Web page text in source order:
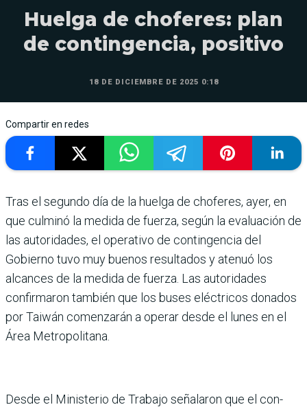
Huelga de choferes: plan
de contingencia, positivo
18 DE DICIEMBRE DE 2025 0:18
Compartir en redes
Tras el segundo día de la huelga de chofe­res, ayer, en
que cul­minó la medida de fuerza, según la evaluación de
las autoridades, el operativo de contingencia del
Gobierno tuvo muy buenos resulta­dos y atenuó los
alcances de la medida de fuerza. Las autoridades
confirmaron también que los buses eléc­tricos donados
por Taiwán comenzarán a operar desde el lunes en el
Área Metro­politana.
Desde el Ministerio de Tra­bajo señalaron que el con­